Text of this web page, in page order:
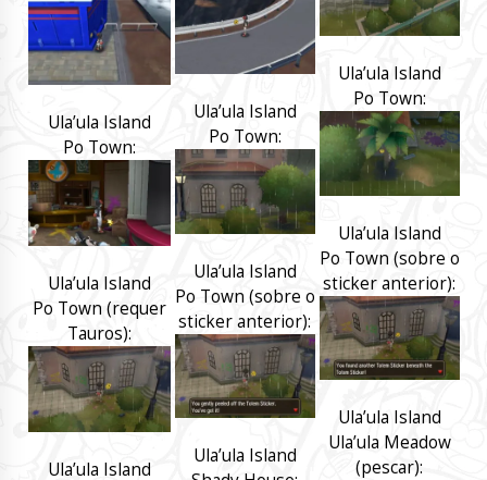
Ula’ula Island
Po Town:
Ula’ula Island
Po Town (requer
Tauros):
Ula’ula Island
Ula’ula Island
Po Town:
Ula’ula Island
Po Town (sobre o
sticker anterior):
Ula’ula Island
Ula’ula Island
Po Town:
Ula’ula Island
Po Town (sobre o
sticker anterior):
Ula’ula Island
Ula’ula Meadow
(pescar):